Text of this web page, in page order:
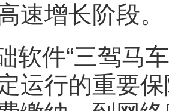
速增长阶段。
软件“三驾马
运行的重要